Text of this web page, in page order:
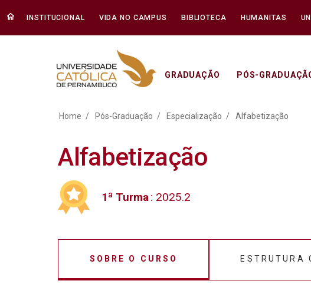
INSTITUCIONAL VIDA NO CAMPUS BIBLIOTECA HUMANITAS
GRADUAÇÃO PÓS-
Alfabetização - Unicap
Home Pós-Graduação Especialização Alfabetização
Alfabetização
1ª Turma: 2025.2
SOBRE O CURSO ESTRUTURA